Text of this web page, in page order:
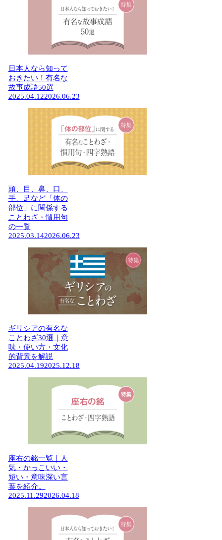
日本人なら知って
おきたい！有名な
故事成語50選
2025.04.122026.06.23
頭、目、鼻、口、
手、足など「体の
部位」に関係する
ことわざ・慣用句
の一覧
2025.03.142026.06.23
ギリシアの有名な
ことわざ30選｜意
味・使い方・文化
的背景を解説
2025.04.192025.12.18
座右の銘一覧｜人
気・かっこいい・
短い・意味深い言
葉を紹介。
2025.11.292026.04.18